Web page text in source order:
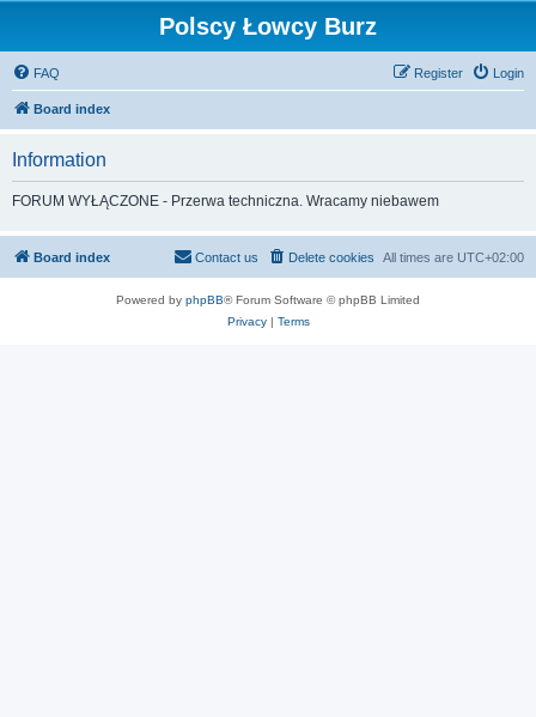
Polscy Łowcy Burz
FAQ Login
Register
Board index
Information
FORUM WYŁĄCZONE - Przerwa techniczna. Wracamy niebawem
Board index All times are UTC+02:00
Delete cookies
Contact us
Powered by phpBB® Forum Software © phpBB Limited
Privacy| Terms